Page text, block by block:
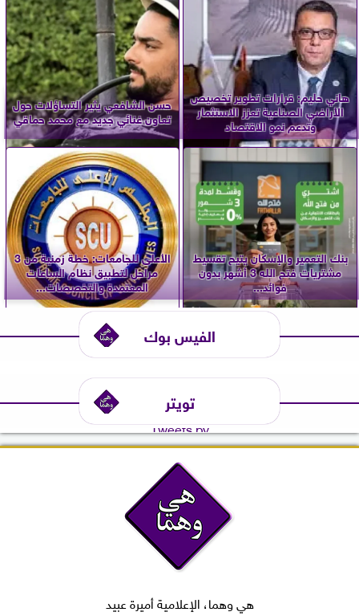
هاني حليم: قرارات تطوير تخصيص
الأراضي الصناعية تعزز الاستثمار
وتدعم نمو الاقتصاد
حسن الشافعي يثير التساؤلات حول
تعاون غنائي جديد مع محمد حماقي
بنك التعمير والإسكان يتيح تقسيط
مشتريات فتح الله 3 أشهر بدون
فوائد...
الأعلى للجامعات: خطة زمنية من 3
مراحل لتطبيق نظام الساعات
المعتمدة والتخصصات...
الفيس بوك
تويتر
Tweets by
هي وهما، الإعلامية أميرة عبيد